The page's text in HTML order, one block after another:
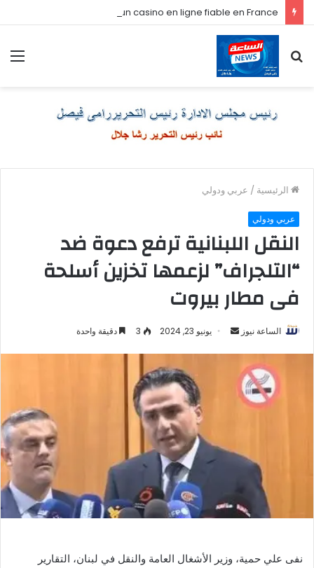
Comment je choisis un casino en ligne fiable en France
عن
الرئيسية / عربي ودولي
عربي ودولي
النقل اللبنانية ترفع دعوة ضد
“التلجراف” لزعمها تخزين أسلحة
فى مطار بيروت
الساعة نيوز
أرسل يونيو 23, 2024 3 دقيقة واحدة
نفى علي حمية، وزير الأشغال العامة والنقل في لبنان، التقارير